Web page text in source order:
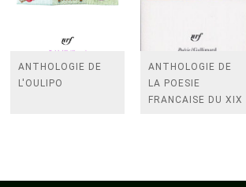
ANTHOLOGIE DE
L'OULIPO
ANTHOLOGIE DE
LA POESIE
FRANCAISE DU XIX